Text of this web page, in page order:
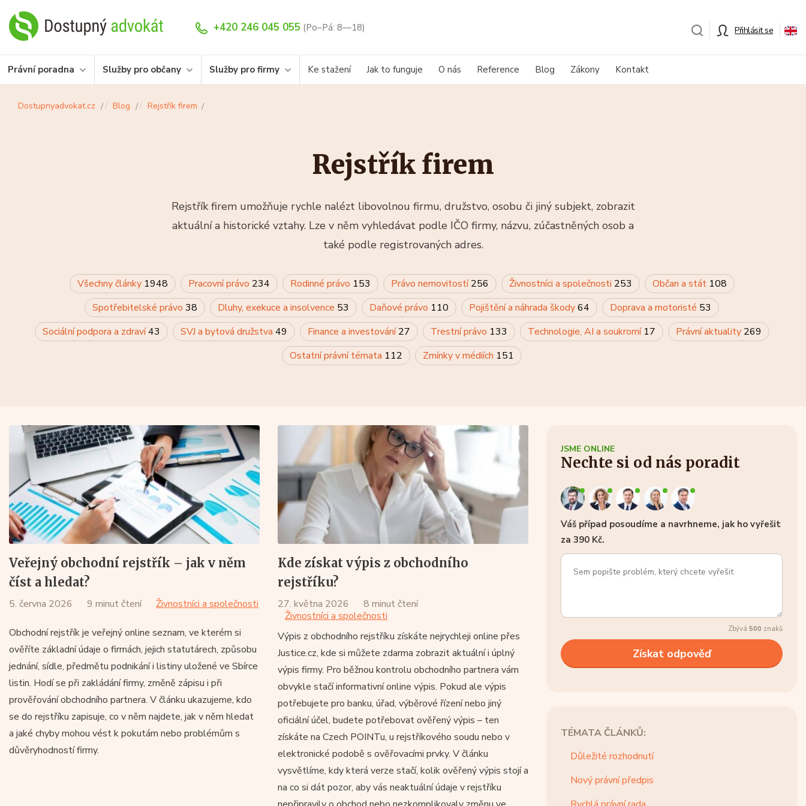
+420 246 045 055 (Po–Pá: 8—18) Přihlásit se
Právní poradna Služby pro občany Služby pro firmy Ke stažení Jak to funguje O nás Reference Blog Zákony Kontakt
Dostupnyadvokat.cz Blog Rejstřík firem
Rejstřík firem
Rejstřík firem umožňuje rychle nalézt libovolnou firmu, družstvo, osobu či jiný subjekt, zobrazit
aktuální a historické vztahy. Lze v něm vyhledávat podle IČO firmy, názvu, zúčastněných osob a
také podle registrovaných adres.
Všechny články 1948 Pracovní právo 234 Rodinné právo 153 Právo nemovitostí256 Živnostníci a společnosti 253 Občan a stát 108
Spotřebitelské právo 38 Dluhy, exekuce a insolvence 53 Daňové právo 110 Pojištění a náhrada škody64 Doprava a motoristé 53
Sociální podpora a zdraví43 SVJ a bytová družstva 49 Finance a investování27 Trestní právo 133 Technologie, AI a soukromí 17 Právní aktuality 269
Ostatní právní témata 112 Zmínky v médiích 151
Veřejný obchodní rejstřík – jak v něm
číst a hledat?
5. června 2026 9 minut čtení Živnostníci a společnosti
Obchodní rejstřík je veřejný online seznam, ve kterém si
ověříte základní údaje o firmách, jejich statutárech, způsobu
jednání, sídle, předmětu podnikání i listiny uložené ve Sbírce
listin. Hodí se při zakládání firmy, změně zápisu i při
prověřování obchodního partnera. V článku ukazujeme, kdo
se do rejstříku zapisuje, co v něm najdete, jak v něm hledat
a jaké chyby mohou vést k pokutám nebo problémům s
důvěryhodností firmy.
Kde získat výpis z obchodního
rejstříku?
27. května 2026
8 minut čtení
Živnostníci a společnosti
Výpis z obchodního rejstříku získáte nejrychleji online přes
Justice.cz, kde si můžete zdarma zobrazit aktuální i úplný
výpis firmy. Pro běžnou kontrolu obchodního partnera vám
obvykle stačí informativní online výpis. Pokud ale výpis
potřebujete pro banku, úřad, výběrové řízení nebo jiný
oficiální účel, budete potřebovat ověřený výpis – ten
získáte na Czech POINTu, u rejstříkového soudu nebo v
elektronické podobě s ověřovacími prvky. V článku
vysvětlíme, kdy která verze stačí, kolik ověřený výpis stojí a
na co si dát pozor, aby vás neaktuální údaje v rejstříku
JSME ONLINE
Nechte si od nás poradit
Váš případ posoudíme a navrhneme, jak ho vyřešit
za 390 Kč.
Zbývá 500 znaků
TÉMATA ČLÁNKŮ:
Důležité rozhodnutí
Nový právní předpis